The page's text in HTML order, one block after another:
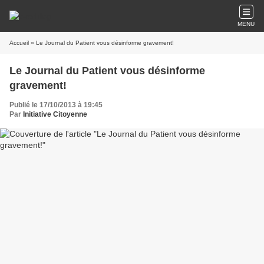
MENU
Accueil » Le Journal du Patient vous désinforme gravement!
Le Journal du Patient vous désinforme
gravement!
Publié le 17/10/2013 à 19:45
Par Initiative Citoyenne